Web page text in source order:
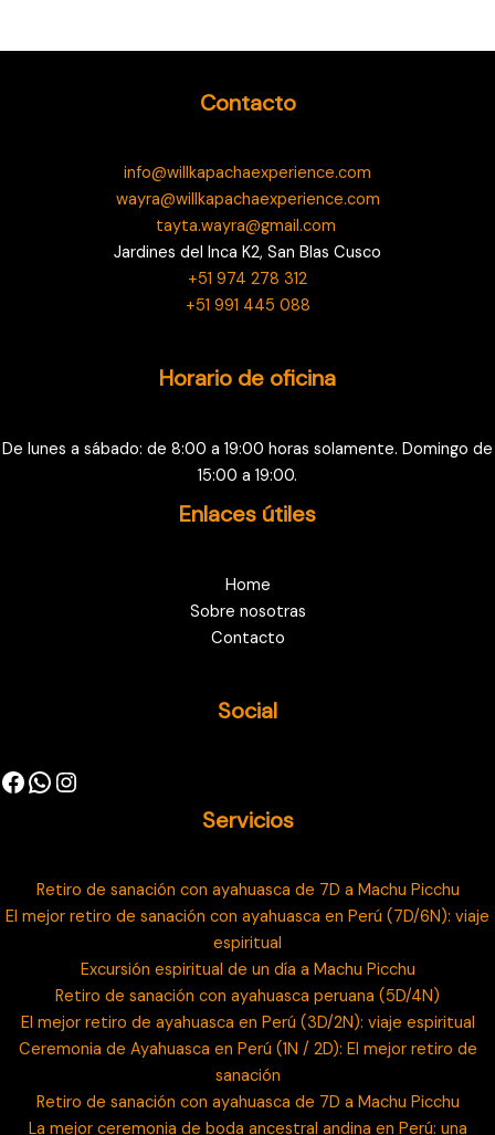
Contacto
info@willkapachaexperience.com
wayra@willkapachaexperience.com
tayta.wayra@gmail.com
Jardines del Inca K2, San Blas Cusco
+51 974 278 312
+51 991 445 088
Horario de oficina
De lunes a sábado: de 8:00 a 19:00 horas solamente. Domingo de
15:00 a 19:00.
Enlaces útiles
Home
Sobre nosotras
Contacto
Social
Servicios
Retiro de sanación con ayahuasca de 7D a Machu Picchu
El mejor retiro de sanación con ayahuasca en Perú (7D/6N): viaje
espiritual
Excursión espiritual de un día a Machu Picchu
Retiro de sanación con ayahuasca peruana (5D/4N)
El mejor retiro de ayahuasca en Perú (3D/2N): viaje espiritual
Ceremonia de Ayahuasca en Perú (1N / 2D): El mejor retiro de
sanación
Retiro de sanación con ayahuasca de 7D a Machu Picchu
La mejor ceremonia de boda ancestral andina en Perú: una